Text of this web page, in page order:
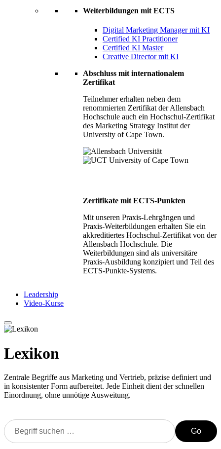
Weiterbildungen mit ECTS
Digital Marketing Manager mit KI
Certified KI Practitioner
Certified KI Master
Creative Director mit KI
Abschluss mit internationalem
Zertifikat
Teilnehmer erhalten neben dem
renommierten Zertifikat der Allensbach
Hochschule auch ein Hochschul-Zertifikat
des Marketing Strategy Institut der
University of Cape Town.
Zertifikate mit ECTS-Punkten
Mit unseren Praxis-Lehrgängen und
Praxis-Weiterbildungen erhalten Sie ein
akkreditiertes Hochschul-Zertifikat von der
Allensbach Hochschule. Die
Weiterbildungen sind als universitäre
Praxis-Ausbildung konzipiert und Teil des
ECTS-Punkte-Systems.
Leadership
Video-Kurse
Lexikon
Zentrale Begriffe aus Marketing und Vertrieb, präzise definiert und
in konsistenter Form aufbereitet. Jede Einheit dient der schnellen
Einordnung, ohne unnötige Ausweitung.
Go